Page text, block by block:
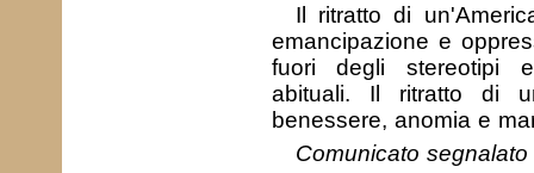
Il ritratto di
emancipazione e
fuori degli stereotipi
abituali. Il ritratto di
benessere, anomia e
Comunicato